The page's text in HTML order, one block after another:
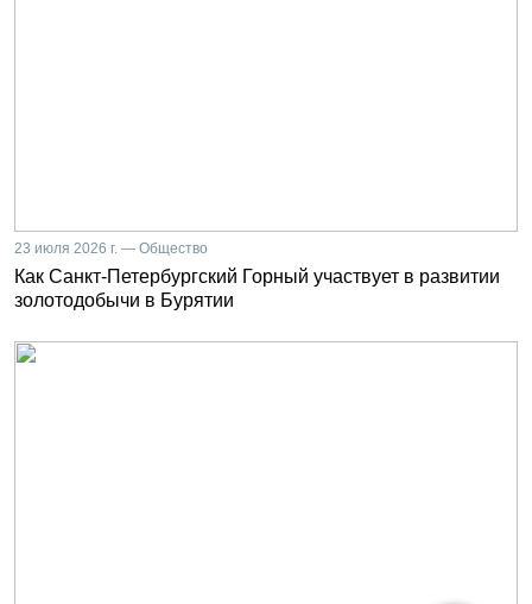
23 июля 2026 г. — Общество
Как Санкт-Петербургский Горный участвует в развитии
золотодобычи в Бурятии